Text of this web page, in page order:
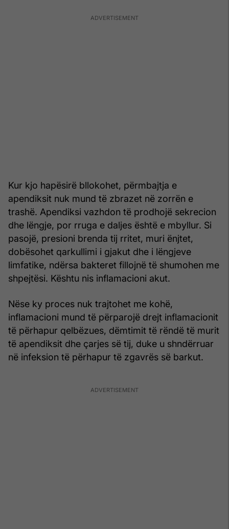
Kur kjo hapësirë bllokohet, përmbajtja e
apendiksit nuk mund të zbrazet në zorrën e
trashë. Apendiksi vazhdon të prodhojë sekrecion
dhe lëngje, por rruga e daljes është e mbyllur. Si
pasojë, presioni brenda tij rritet, muri ënjtet,
dobësohet qarkullimi i gjakut dhe i lëngjeve
limfatike, ndërsa bakteret fillojnë të shumohen me
shpejtësi. Kështu nis inflamacioni akut.
Nëse ky proces nuk trajtohet me kohë,
inflamacioni mund të përparojë drejt inflamacionit
të përhapur qelbëzues, dëmtimit të rëndë të murit
të apendiksit dhe çarjes së tij, duke u shndërruar
në infeksion të përhapur të zgavrës së barkut.